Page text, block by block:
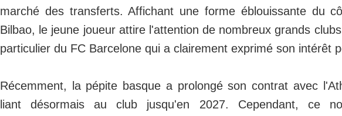
marché des transferts. Affichant une forme éblouissante du
Bilbao, le jeune joueur attire l'attention de nombreux grands
particulier du FC Barcelone qui a clairement exprimé son intérêt
Récemment, la pépite basque a prolongé son contrat avec
liant désormais au club jusqu'en 2027. Cependant, ce